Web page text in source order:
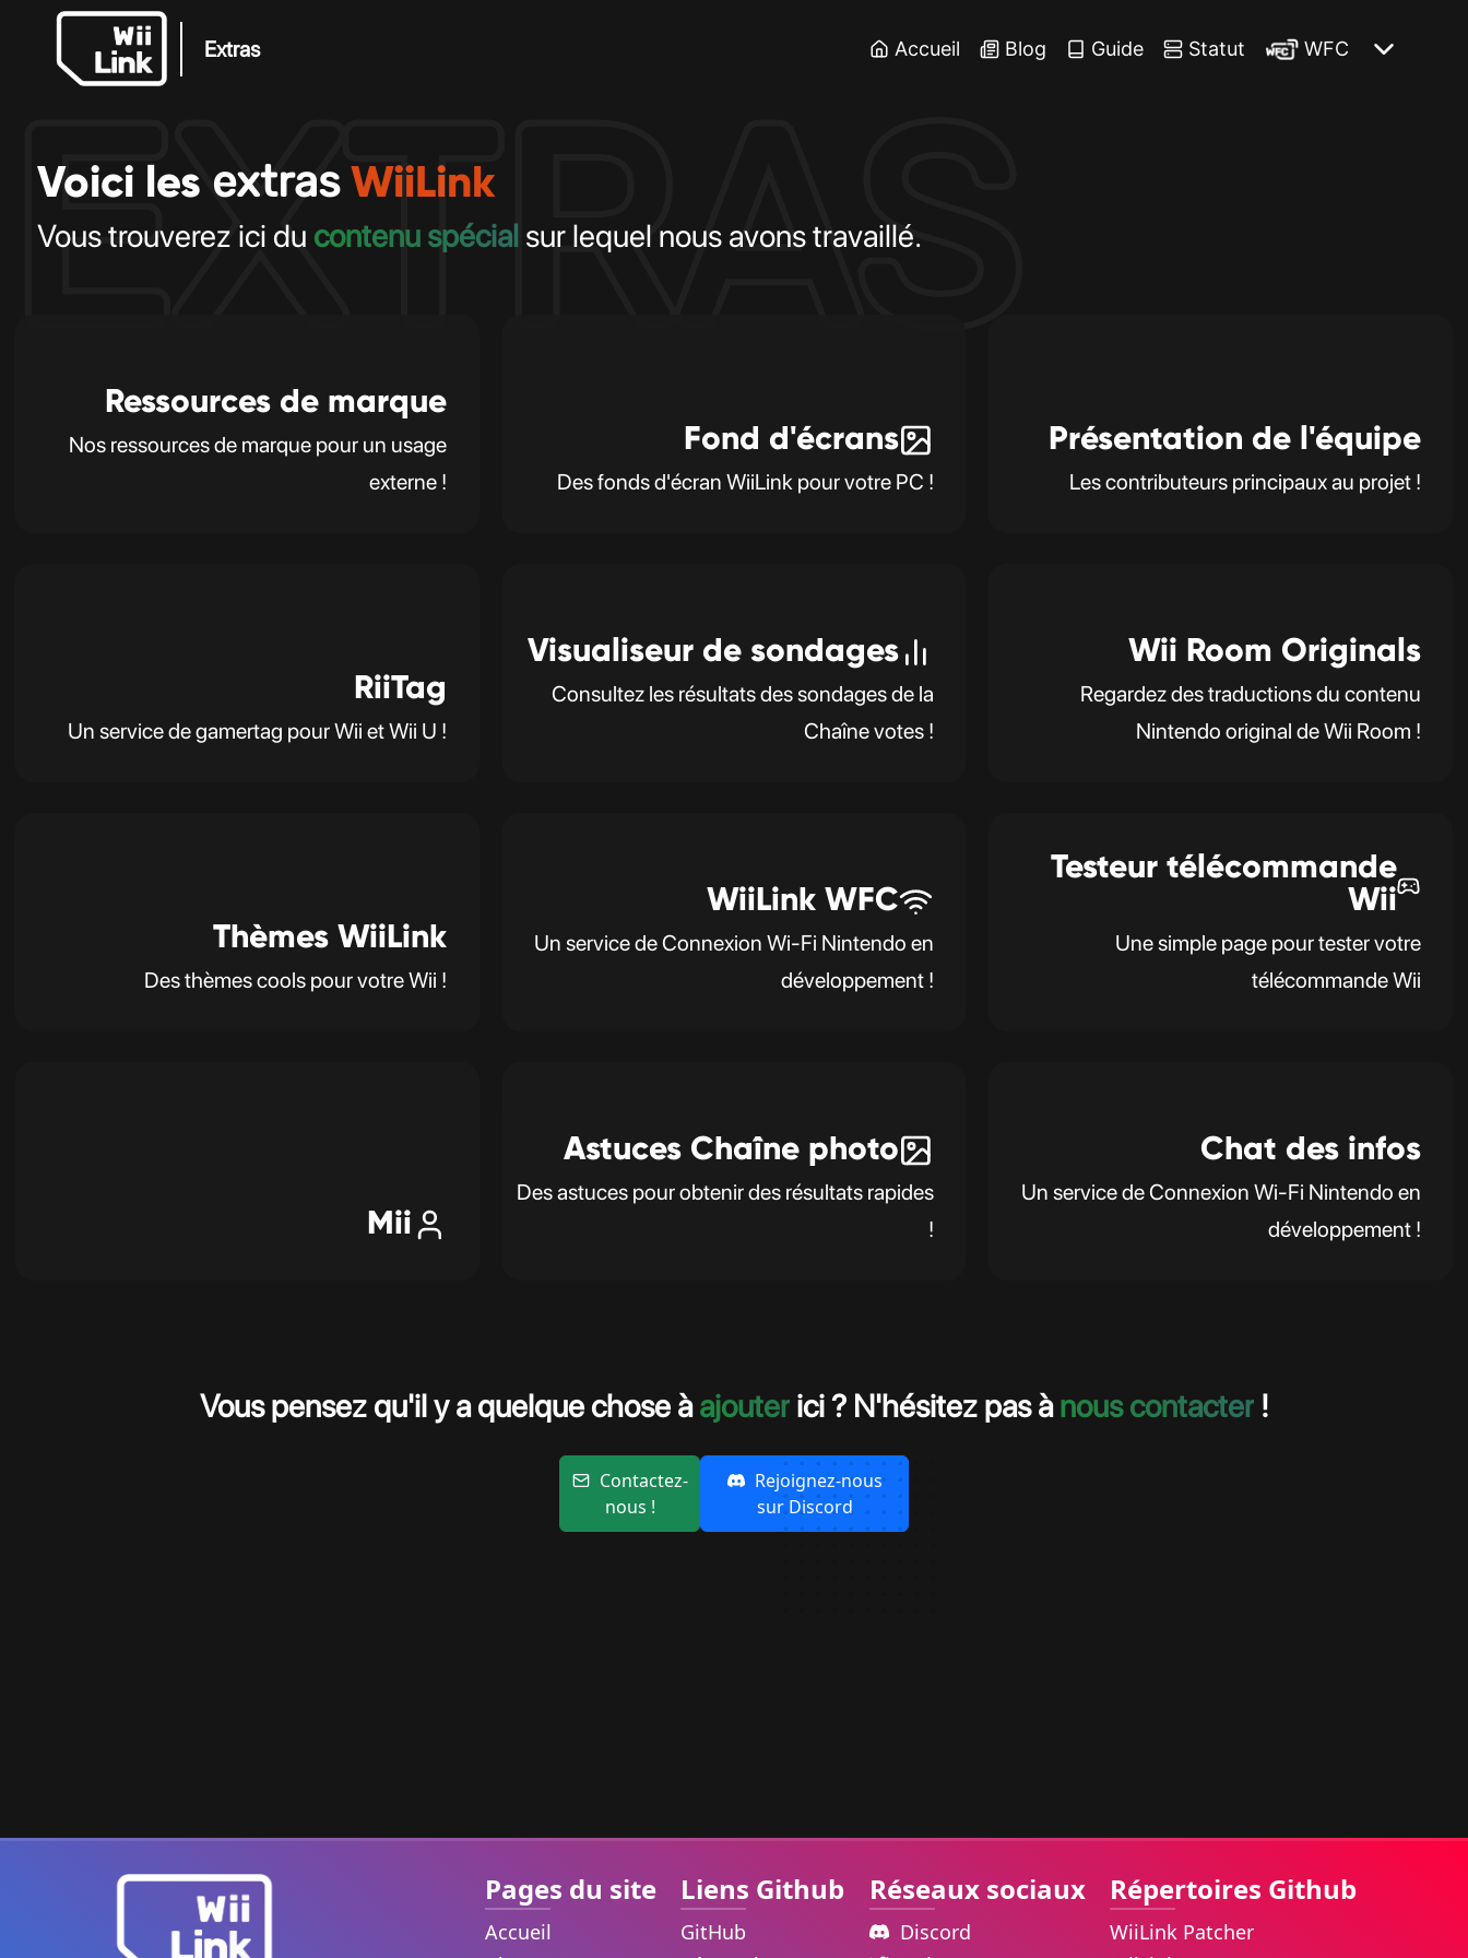
Extras Accueil Blog Guide Statut WFC
EXTRAS
Voici les extras WiiLink
Vous trouverez ici du contenu spécial sur lequel nous avons travaillé.
Ressources de marque
Nos ressources de marque pour un usage
externe !
Fond d'écrans
Des fonds d'écran WiiLink pour votre PC !
Présentation de l'équipe
Les contributeurs principaux au projet !
RiiTag
Un service de gamertag pour Wii et Wii U !
Visualiseur de sondages
Consultez les résultats des sondages de la
Chaîne votes !
Wii Room Originals
Regardez des traductions du contenu
Nintendo original de Wii Room !
Thèmes WiiLink
Des thèmes cools pour votre Wii !
WiiLink WFC
Un service de Connexion Wi-Fi Nintendo en
développement !
Testeur télécommande
Wii
Une simple page pour tester votre
télécommande Wii
Mii
Astuces Chaîne photo
Des astuces pour obtenir des résultats rapides
!
Chat des infos
Un service de Connexion Wi-Fi Nintendo en
développement !
Vous pensez qu'il y a quelque chose àajouterici ? N'hésitez pas ànous contacter!
Contactez-
nous !
Rejoignez-nous
sur Discord
Pages du site
Accueil
Liens Github
GitHub
Réseaux sociaux
Discord
Répertoires Github
WiiLink Patcher